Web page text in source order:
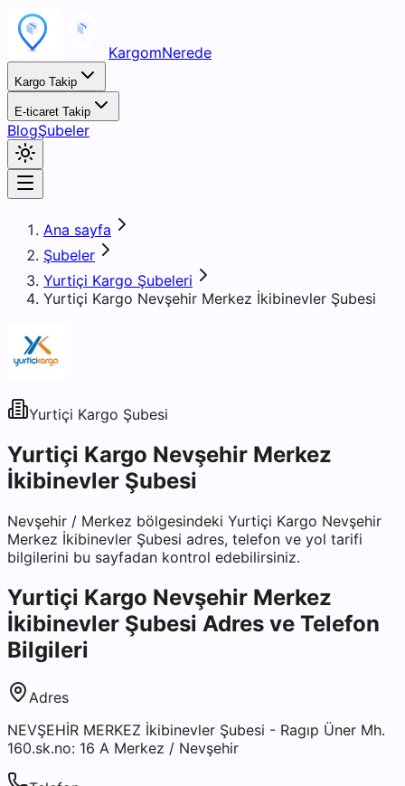
KargomNerede
Kargo Takip
E-ticaret Takip
BlogŞubeler
Ana sayfa
Şubeler
Yurtiçi Kargo Şubeleri
Yurtiçi Kargo Nevşehir Merkez İkibinevler Şubesi
Yurtiçi Kargo Şubesi
Yurtiçi Kargo Nevşehir Merkez
İkibinevler Şubesi
Nevşehir / Merkez bölgesindeki Yurtiçi Kargo Nevşehir
Merkez İkibinevler Şubesi adres, telefon ve yol tarifi
bilgilerini bu sayfadan kontrol edebilirsiniz.
Yurtiçi Kargo Nevşehir Merkez
İkibinevler Şubesi Adres ve Telefon
Bilgileri
Adres
NEVŞEHİR MERKEZ İkibinevler Şubesi - Ragıp Üner Mh.
160.sk.no: 16 A Merkez / Nevşehir